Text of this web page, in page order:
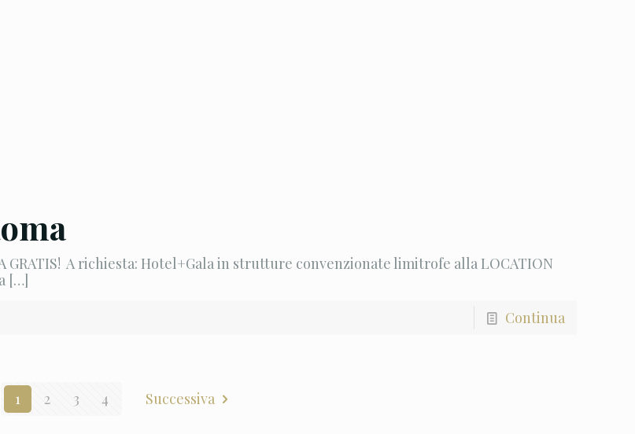
GRATIS! A richiesta: Hotel+Gala in strutture convenzionate limitrofe alla LOCATION
[…]
Continua
1 2 3 4 Successiva